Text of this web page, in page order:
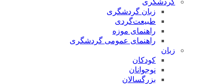
زبان گردشگری
طبیعت‌گردی
راهنمای موزه
راهنمای عمومی گردشگری
زبان
کودکان
نوجوانان
بزرگسالان